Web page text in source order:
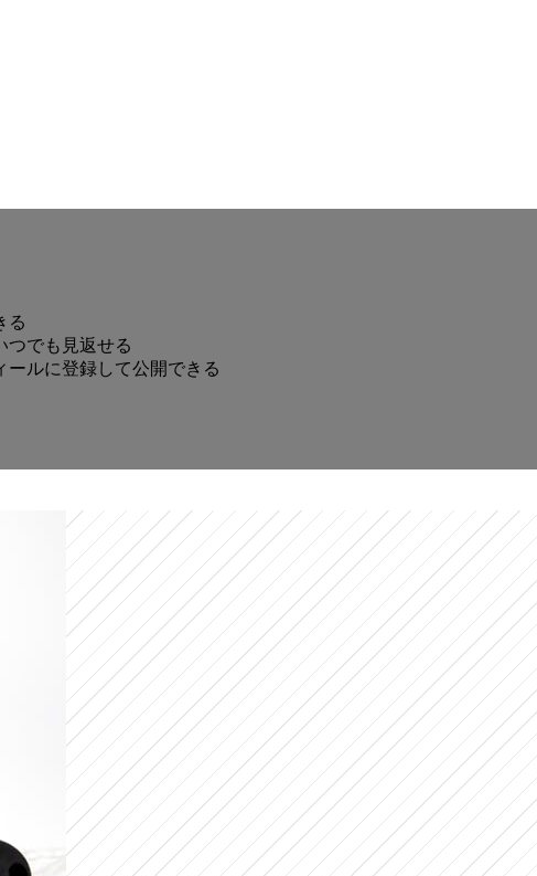
る
つでも見返せる
ルに登録して公開できる